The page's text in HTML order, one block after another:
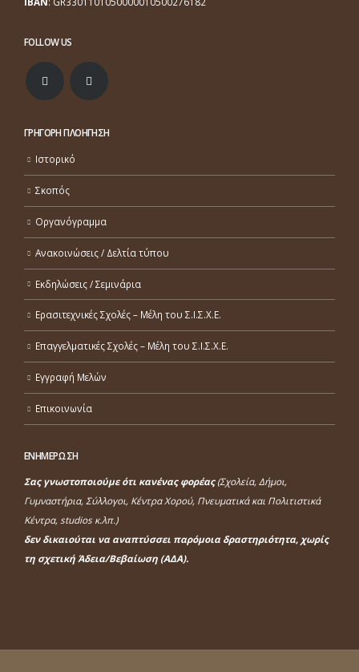
FOLLOW US
ΓΡΗΓΟΡΗ ΠΛΟΗΓΗΣΗ
Ιστορικό
Σκοπός
Οργανόγραμμα
Ανακοινώσεις / Δελτία τύπου
Εκδηλώσεις / Σεμινάρια
Ερασιτεχνικές Σχολές – Μέλη του Σ.Ι.Σ.Χ.Ε.
Επαγγελματικές Σχολές – Μέλη του Σ.Ι.Σ.Χ.Ε.
Εγγραφή Μελών
Επικοινωνία
ΕΝΗΜΕΡΩΣΗ
Σας γνωστοποιούμε ότι κανένας φορέας(Σχολεία, Δήμοι,
Γυμναστήρια, Σύλλογοι, Κέντρα Χορού, Πνευματικά και Πολιτιστικά
Κέντρα, studios κ.λπ.)
δεν δικαιούται να αναπτύσσει παρόμοια δραστηριότητα, χωρίς
τη σχετική Άδεια/Βεβαίωση (ΑΔΑ).